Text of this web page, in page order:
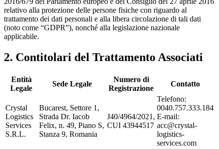
relativo alla protezione delle persone fisiche con riguardo al
trattamento dei dati personali e alla libera circolazione di tali dati
(noto come “GDPR”), nonché alla legislazione nazionale
applicabile.
2. Contitolari del Trattamento Associati
Entità
Legale
Sede Legale
Numero di
Registrazione
Contatto
Crystal
Logistics
Services
S.R.L.
Bucarest, Settore 1,
Strada Dr. Iacob
Felix, n. 49, Piano S,
Stanza 9, Romania
J40/4964/2021,
CUI 43944517
Telefono:
0040.757.333.184
E-mail:
acc@crystal-
logistics-
services.com